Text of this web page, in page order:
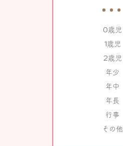
0歳児
1歳児
2歳児
年少
年中
年長
行事
その他